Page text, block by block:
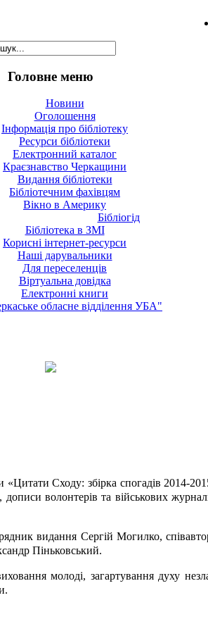
Головне меню
Новини
Оголошення
Інформація про бібліотеку
Ресурси бібліотеки
Електронний каталог
Краєзнавство Черкащини
Видання бібліотеки
Бібліотечним фахівцям
Вікно в Америку
Бібліогід
Бібліотека в ЗМІ
Корисні інтернет-ресурси
Наші дарувальники
Для переселенців
Віртуальна довідка
Електронні книги
обласне відділення УБА"
«Цитати Сходу: збірка спогадів 2014-
волонтерів та військових
видання Сергій Могилко,
Піньковський.
молоді, загартування духу